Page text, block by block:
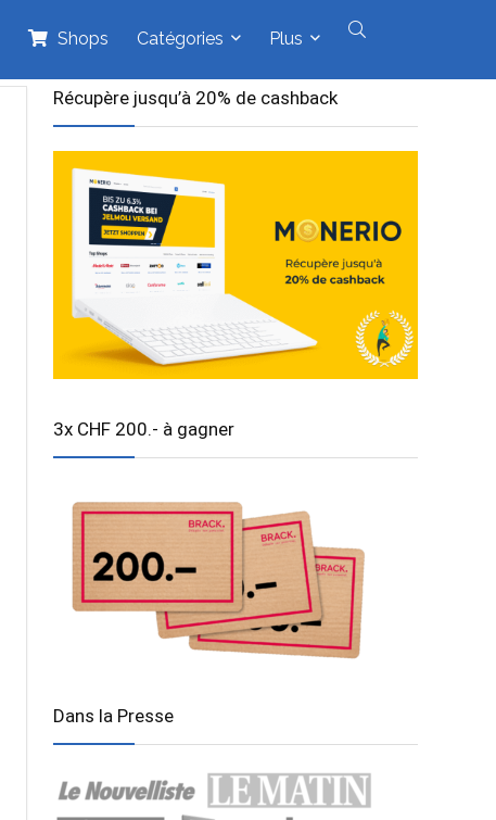
Shops Catégories Plus
Récupère jusqu’à 20% de cashback
3x CHF 200.- à gagner
Dans la Presse